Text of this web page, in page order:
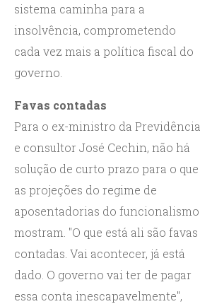
sistema caminha para a
insolvência, comprometendo
cada vez mais a política fiscal do
governo.
Favas contadas
Para o ex-ministro da Previdência
e consultor José Cechin, não há
solução de curto prazo para o que
as projeções do regime de
aposentadorias do funcionalismo
mostram. "O que está ali são favas
contadas. Vai acontecer, já está
dado. O governo vai ter de pagar
essa conta inescapavelmente",